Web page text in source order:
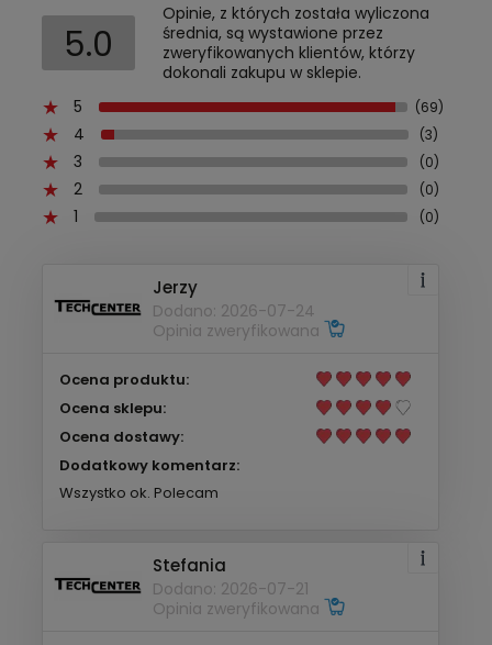
5.0
Opinie, z których została wyliczona
średnia, są wystawione przez
zweryfikowanych klientów, którzy
dokonali zakupu w sklepie.
5
(69)
4 (3)
3 (0)
2 (0)
1 (0)
Jerzy
Dodano: 2026-07-24
Opinia zweryfikowana
Ocena produktu:
Ocena sklepu:
Ocena dostawy:
Dodatkowy komentarz:
Wszystko ok. Polecam
Stefania
Dodano: 2026-07-21
Opinia zweryfikowana